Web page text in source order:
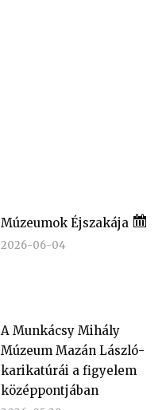
Múzeumok Éjszakája
2026-06-04
A Munkácsy Mihály
Múzeum Mazán László-
karikatúrái a figyelem
középpontjában